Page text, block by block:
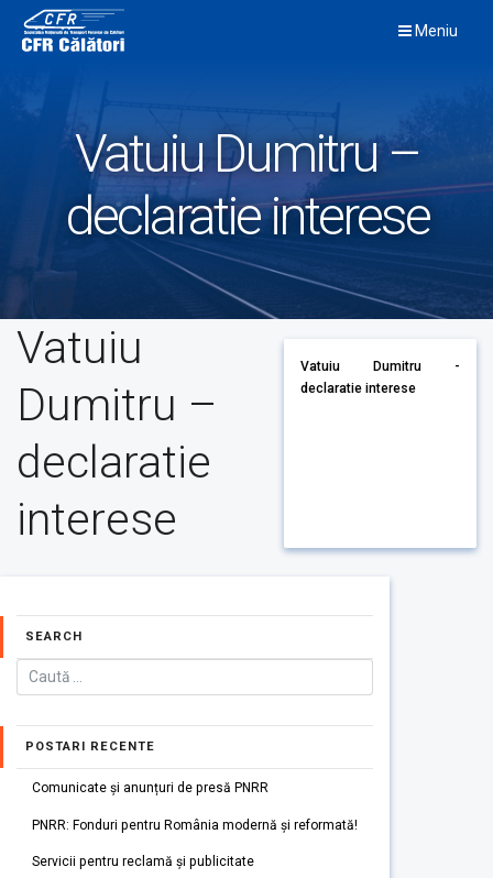
content
Meniu
Vatuiu Dumitru –
declaratie interese
Vatuiu
Dumitru –
declaratie
interese
Vatuiu Dumitru -
declaratie interese
SEARCH
POSTARI RECENTE
Comunicate și anunțuri de presă PNRR
PNRR: Fonduri pentru România modernă și reformată!
Servicii pentru reclamă și publicitate